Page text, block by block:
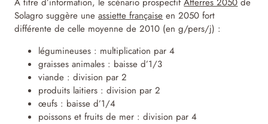
Solagro suggère uneassiette française en 2050 fort
différente de celle moyenne de 2010 (en g/pers/j) :
légumineuses : multiplication par 4
graisses animales : baisse d’1/3
viande : division par 2
produits laitiers : division par 2
œufs : baisse d’1/4
poissons et fruits de mer : division par 4